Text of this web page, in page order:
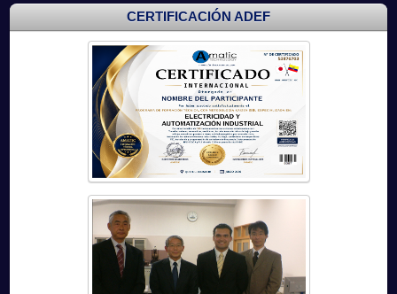
CERTIFICACIÓN ADEF